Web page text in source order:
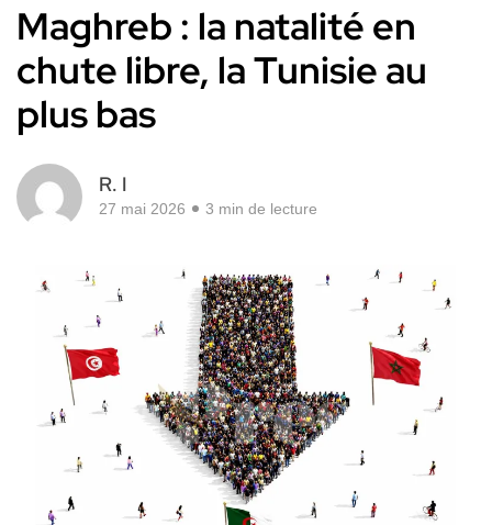
Maghreb : la natalité en
chute libre, la Tunisie au
plus bas
R. I
27 mai 2026 3 min de lecture